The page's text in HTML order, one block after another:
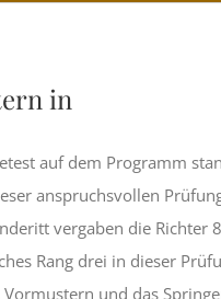
in
auf dem Programm
anspruchsvollen
vergaben die Richter
Rang drei in dieser
und das